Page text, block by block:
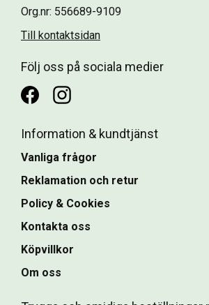
Org.nr: 556689-9109
Till kontaktsidan
Följ oss på sociala medier
Information & kundtjänst
Vanliga frågor
Reklamation och retur
Policy & Cookies
Kontakta oss
Köpvillkor
Om oss